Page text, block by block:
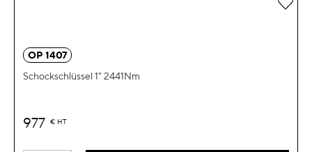
OP 1407
Schockschlüssel 1" 2441Nm
977 € HT